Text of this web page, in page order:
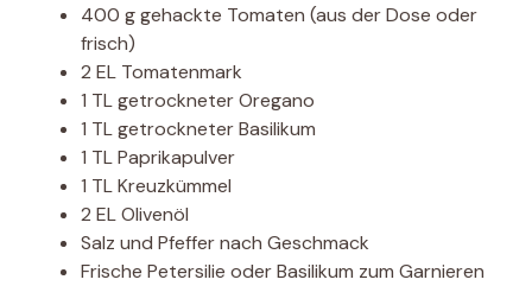
400 g gehackte Tomaten (aus der Dose oder
frisch)
2 EL Tomatenmark
1 TL getrockneter Oregano
1 TL getrockneter Basilikum
1 TL Paprikapulver
1 TL Kreuzkümmel
2 EL Olivenöl
Salz und Pfeffer nach Geschmack
Frische Petersilie oder Basilikum zum Garnieren